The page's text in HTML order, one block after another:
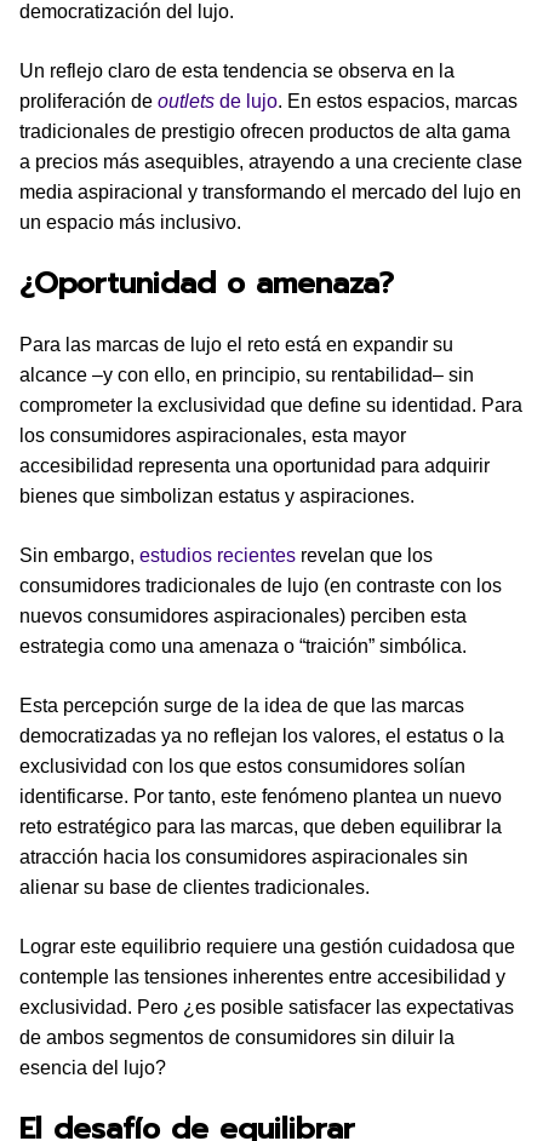
democratización del lujo.
Un reflejo claro de esta tendencia se observa en la
proliferación de outlets de lujo. En estos espacios, marcas
tradicionales de prestigio ofrecen productos de alta gama
a precios más asequibles, atrayendo a una creciente clase
media aspiracional y transformando el mercado del lujo en
un espacio más inclusivo.
¿Oportunidad o amenaza?
Para las marcas de lujo el reto está en expandir su
alcance –y con ello, en principio, su rentabilidad– sin
comprometer la exclusividad que define su identidad. Para
los consumidores aspiracionales, esta mayor
accesibilidad representa una oportunidad para adquirir
bienes que simbolizan estatus y aspiraciones.
Sin embargo, estudios recientes revelan que los
consumidores tradicionales de lujo (en contraste con los
nuevos consumidores aspiracionales) perciben esta
estrategia como una amenaza o “traición” simbólica.
Esta percepción surge de la idea de que las marcas
democratizadas ya no reflejan los valores, el estatus o la
exclusividad con los que estos consumidores solían
identificarse. Por tanto, este fenómeno plantea un nuevo
reto estratégico para las marcas, que deben equilibrar la
atracción hacia los consumidores aspiracionales sin
alienar su base de clientes tradicionales.
Lograr este equilibrio requiere una gestión cuidadosa que
contemple las tensiones inherentes entre accesibilidad y
exclusividad. Pero ¿es posible satisfacer las expectativas
de ambos segmentos de consumidores sin diluir la
esencia del lujo?
El desafío de equilibrar